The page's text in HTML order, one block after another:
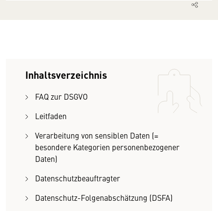
Inhaltsverzeichnis
FAQ zur DSGVO
Leitfaden
Verarbeitung von sensiblen Daten (=
besondere Kategorien personenbezogener
Daten)
Datenschutzbeauftragter
Datenschutz-Folgenabschätzung (DSFA)